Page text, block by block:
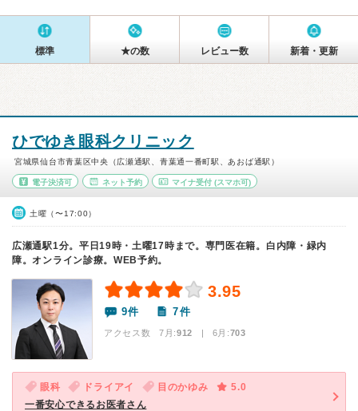
標準 ★の数 レビュー数 新着・更新
ひでゆき眼科クリニック
宮城県仙台市青葉区中央（広瀬通駅、青葉通一番町駅、あおば通駅）
電子決済可 ネット予約 マイナ受付 (スマホ可)
土曜（〜17:00）
広瀬通駅1分。平日19時・土曜17時まで。専門医在籍。白内障・緑内
障。オンライン診療。WEB予約。
3.95
9件 7件
アクセス数 7月:912 | 6月:703
眼科 ドライアイ 目のかゆみ
5.0
一番安心できるお医者さん